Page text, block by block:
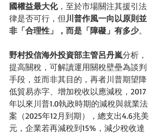
國權益最大化，至於市場關注其援引法
律是否可行，但 川普作風一向以原則並
非「合理性」，而是「障礙」有多少。
野村投信海外投資部主管呂丹嵐分析，
提高關稅，可解讀運用關稅壁壘為談判
手段，並而非其目的，再者川普期望降
低貿易赤字、增加稅收以應減稅，2017
年以來川普1.0執政時期的減稅與就業法
案（2025年12月到期），總支出4.6兆美
元，企業若再減稅到15%，減少稅收達